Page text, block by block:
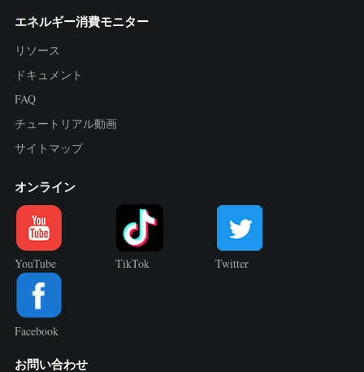
エネルギー消費モニター
リソース
ドキュメント
FAQ
チュートリアル動画
サイトマップ
オンライン
YouTube TikTok Twitter
Facebook
お問い合わせ